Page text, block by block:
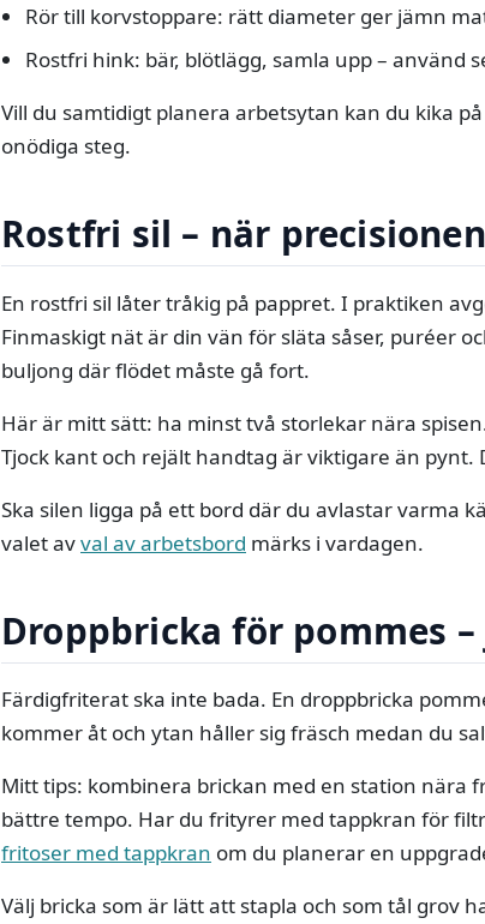
Rör till korvstoppare: rätt diameter ger jämn
Rostfri hink: bär, blötlägg, samla upp – använd
Vill du samtidigt planera arbetsytan kan du kika på
onödiga steg.
Rostfri sil – när
En rostfri sil låter tråkig på pappret. I praktiken
Finmaskigt nät är din vän för släta såser, puréer
buljong där flödet måste gå fort.
Här är mitt sätt: ha minst två storlekar nära
Tjock kant och rejält handtag är viktigare än
Ska silen ligga på ett bord där du avlastar varma
valet avval av arbetsbord märks i vardagen.
Droppbricka för pommes
Färdigfriterat ska inte bada. En droppbricka
kommer åt och ytan håller sig fräsch medan du
Mitt tips: kombinera brickan med en station nära
bättre tempo. Har du frityrer med tappkran för
fritoser med tappkran om du planerar en
Välj bricka som är lätt att stapla och som tål grov